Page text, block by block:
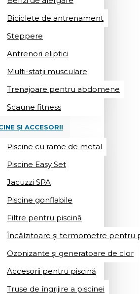
Biciclete de antrenament
Steppere
Antrenori eliptici
Multi-stații musculare
Trenajoare pentru abdomene
Scaune fitness
ȘI ACCESORII
Piscine cu rame de metal
Piscine Easy Set
Jacuzzi SPA
Piscine gonflabile
Filtre pentru piscină
Încălzitoare și termometre pentru
Ozonizante și generatoare de clor
Accesorii pentru piscină
Truse de îngrijire a piscinei